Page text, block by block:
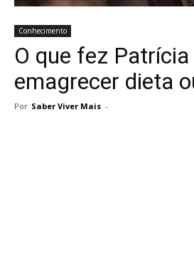
Conhecimento
O que fez
emagrecer dieta
Por Saber Viver Mais -